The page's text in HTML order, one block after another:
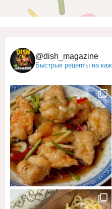
@dish_magazine
Быстрые рецепты на